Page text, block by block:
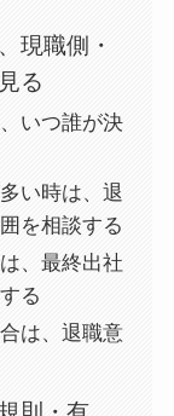
現職側・
る
いつ誰が決
い時は、退
を相談する
、最終出社
る
は、退職意